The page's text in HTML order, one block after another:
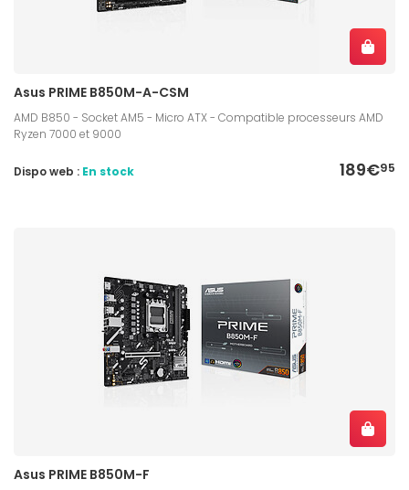
Asus PRIME B850M-A-CSM
AMD B850 - Socket AM5 - Micro ATX - Compatible processeurs AMD
Ryzen 7000 et 9000
189€95
Dispo web : En stock
Asus PRIME B850M-F